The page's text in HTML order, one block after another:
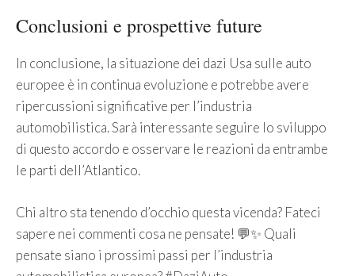
Conclusioni e prospettive future
In conclusione, la situazione dei dazi Usa sulle auto
europee è in continua evoluzione e potrebbe avere
ripercussioni significative per l’industria
automobilistica. Sarà interessante seguire lo sviluppo
di questo accordo e osservare le reazioni da entrambe
le parti dell’Atlantico.
Chi altro sta tenendo d’occhio questa vicenda? Fateci
sapere nei commenti cosa ne pensate! 💬✨ Quali
pensate siano i prossimi passi per l’industria